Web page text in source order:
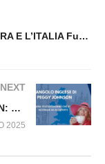
SONDAGGIO SULLA GUERRA E L’ITALIA Fuori dal Virus 1452.SP
NEXT
L’ANGOLO INGLESE DI PEGGY JOHNSON: Una statua enorme che vi accoglie ad ali aperte
2025